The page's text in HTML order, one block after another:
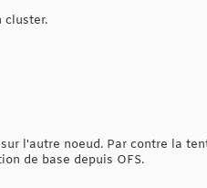
cluster.
l'autre noeud. Par contre la
de base depuis OFS.